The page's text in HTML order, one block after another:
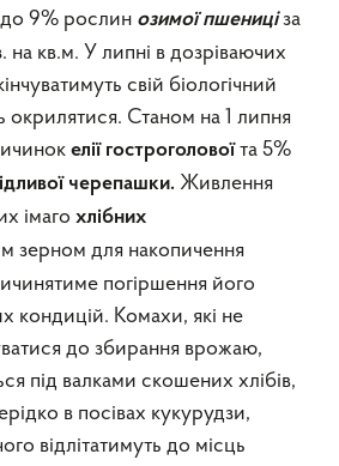
9% рослин озимої пшениціза
на кв.м. У липні в дозріваючих
свій біологічний
окрилятися. Станом на 1 липня
елії гостроголовоїта 5%
черепашки. Живлення
імаго хлібних
зерном для накопичення
погіршення його
кондицій. Комахи, які не
до збирання врожаю,
під валками скошених хлібів,
в посівах кукурудзи,
відлітатимуть до місць